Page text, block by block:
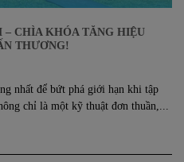
CHÌA KHÓA TĂNG HIỆU
THƯƠNG!
nhất để bứt phá giới hạn khi tập
chỉ là một kỹ thuật đơn thuần,...